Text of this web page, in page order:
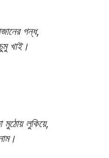
গন্ধ,
খাই।
মুঠোয় লুকিয়ে,